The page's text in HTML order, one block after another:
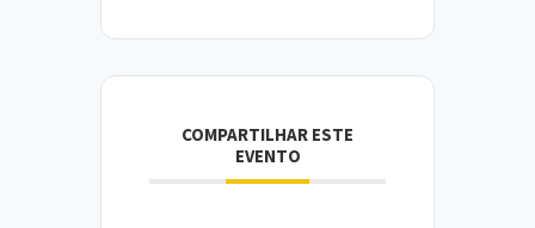
COMPARTILHAR ESTE
EVENTO